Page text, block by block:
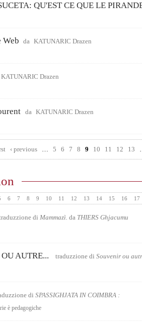
QU'EST CE QUE LE
Web da KATUNARIC Drazen
KATUNARIC Drazen
da KATUNARIC Drazen
‹ previous … 5 6 7 8 9 10 11 12 13
6 7 8 9 10 11 12 13 14 15 16 17
di Mammazì. da THIERS Ghjacumu
AUTRE... traduzzione di Souvenir ou
di SPASSIGHJATA IN COIMBRA :
è pedagogiche